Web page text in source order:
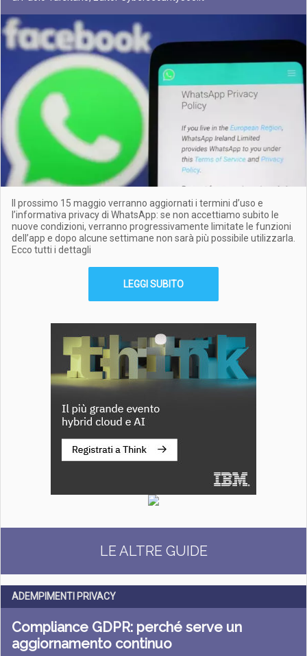
Il prossimo 15 maggio verranno aggiornati i termini d’uso e
l’informativa privacy di WhatsApp: se non accettiamo subito le
nuove condizioni, verranno progressivamente limitate le funzioni
dell’app e dopo alcune settimane non sarà più possibile utilizzarla.
Ecco tutti i dettagli
LEGGI SUBITO
LE ALTRE GUIDE
ADEMPIMENTI PRIVACY
Compliance GDPR: perché serve un
aggiornamento continuo